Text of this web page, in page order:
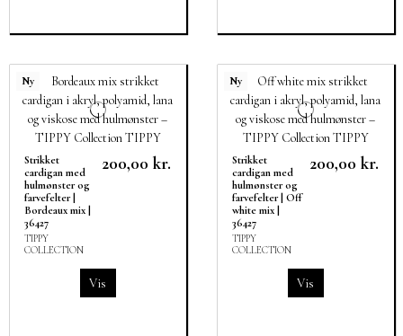
Ny
Strikket
cardigan med
hulmønster og
farvefelter |
Bordeaux mix |
36427
TIPPY
COLLECTION
200,00 kr.
Vis
Ny
Strikket
cardigan med
hulmønster og
farvefelter | Off
white mix |
36427
TIPPY
COLLECTION
200,00 kr.
Vis